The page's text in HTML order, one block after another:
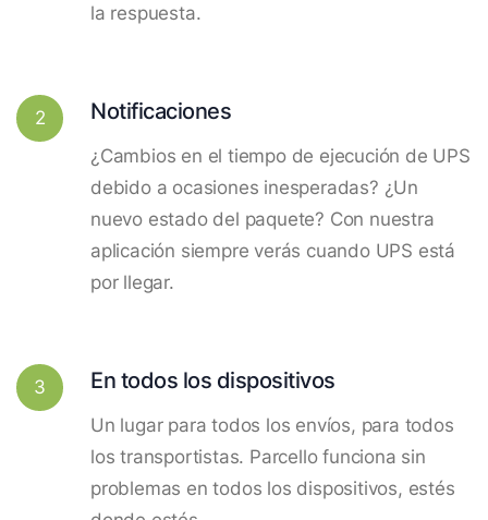
la respuesta.
2 Notificaciones
¿Cambios en el tiempo de ejecución de UPS
debido a ocasiones inesperadas? ¿Un
nuevo estado del paquete? Con nuestra
aplicación siempre verás cuando UPS está
por llegar.
3 En todos los dispositivos
Un lugar para todos los envíos, para todos
los transportistas. Parcello funciona sin
problemas en todos los dispositivos, estés